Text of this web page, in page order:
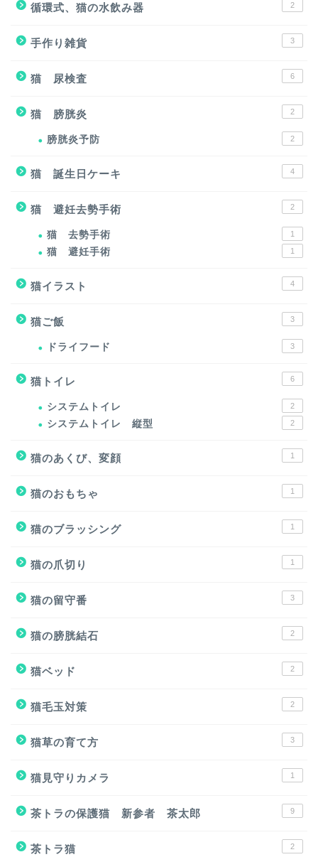
循環式、猫の水飲み器 2
手作り雑貨 3
猫 尿検査 6
猫 膀胱炎 2
膀胱炎予防 2
猫 誕生日ケーキ 4
猫 避妊去勢手術 2
猫 去勢手術 1
猫 避妊手術 1
猫イラスト 4
猫ご飯 3
ドライフード 3
猫トイレ 6
システムトイレ 2
システムトイレ 縦型 2
猫のあくび、変顔 1
猫のおもちゃ 1
猫のブラッシング 1
猫の爪切り 1
猫の留守番 3
猫の膀胱結石 2
猫ベッド 2
猫毛玉対策 2
猫草の育て方 3
猫見守りカメラ 1
茶トラの保護猫 新参者 茶太郎 9
茶トラ猫 2